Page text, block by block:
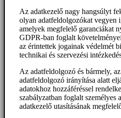
Az adatkezelő nagy hangsúlyt
olyan adatfeldolgozókat vegyen
amelyek megfelelő garanciákat
GDPR-ban foglalt
az érintettek jogainak védelmét
technikai és szervezési
Az adatfeldolgozó és bármely,
adatfeldolgozó irányítása alatt
adatokhoz hozzáféréssel
szabályzatban foglalt személyes
adatkezelő utasításának